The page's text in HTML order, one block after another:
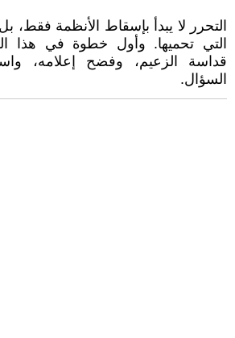
التحرر لا يبدأ بإسقاط الأنظمة فقط،
التي تحميها. وأول خطوة في هذا
قداسة الزعيم، وفضح إعلامه،
السؤال.